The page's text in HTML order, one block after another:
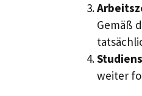
Gemäß
weiter